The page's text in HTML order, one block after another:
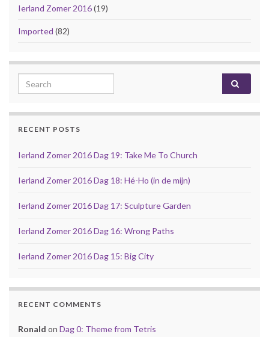
Ierland Zomer 2016(19)
Imported (82)
Search for:
RECENT POSTS
Ierland Zomer 2016 Dag 19: Take Me To Church
Ierland Zomer 2016 Dag 18: Hé-Ho (in de mijn)
Ierland Zomer 2016 Dag 17: Sculpture Garden
Ierland Zomer 2016 Dag 16: Wrong Paths
Ierland Zomer 2016 Dag 15: Big City
RECENT COMMENTS
Ronald on Dag 0: Theme from Tetris